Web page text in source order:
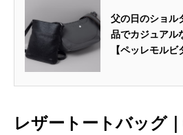
父の日のショル
品でカジュアル
【ペッレモルビ
レザートートバッグ